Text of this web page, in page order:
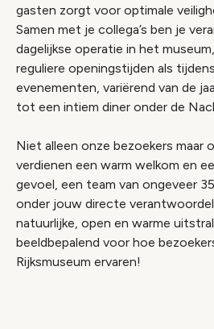
gasten zorgt voor optimale
Samen met je collega’s ben je
dagelijkse operatie in het
reguliere openingstijden als
evenementen, variërend van de
tot een intiem diner onder de
Niet alleen onze bezoekers maar
verdienen een warm welkom en
gevoel, een team van ongeveer
onder jouw directe
natuurlijke, open en warme
beeldbepalend voor hoe
Rijksmuseum ervaren!